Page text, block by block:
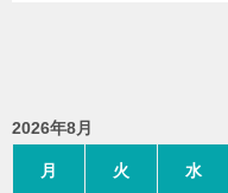
2026年8月
月 火 水